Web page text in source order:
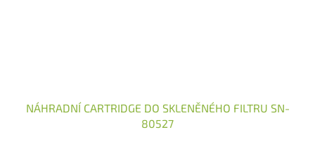
NÁHRADNÍ CARTRIDGE DO SKLENĚNÉHO FILTRU SN-
80527